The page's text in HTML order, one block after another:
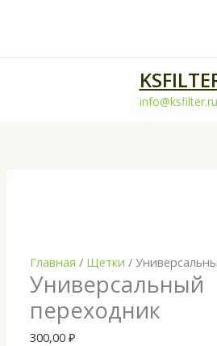
info@ksfilter.ru
Главная / Щетки /
Универсальный
переходник
300,00₽